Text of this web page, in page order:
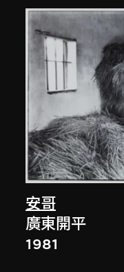
安哥
廣東開平
1981